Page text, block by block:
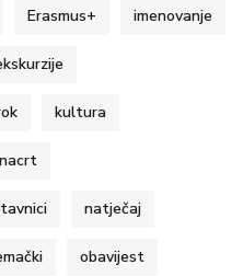
Erasmus+ imenovanje
kultura
nacrt
natječaj
obavijest